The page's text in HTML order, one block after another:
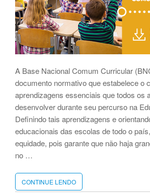
A Base Nacional Comum Curricular
documento normativo que estabelece o
aprendizagens essenciais que todos os
desenvolver durante seu percurso na
Definindo tais aprendizagens e
educacionais das escolas de todo o
equidade, pois garante que não haja
no …
CONTINUE LENDO
VOCÊ